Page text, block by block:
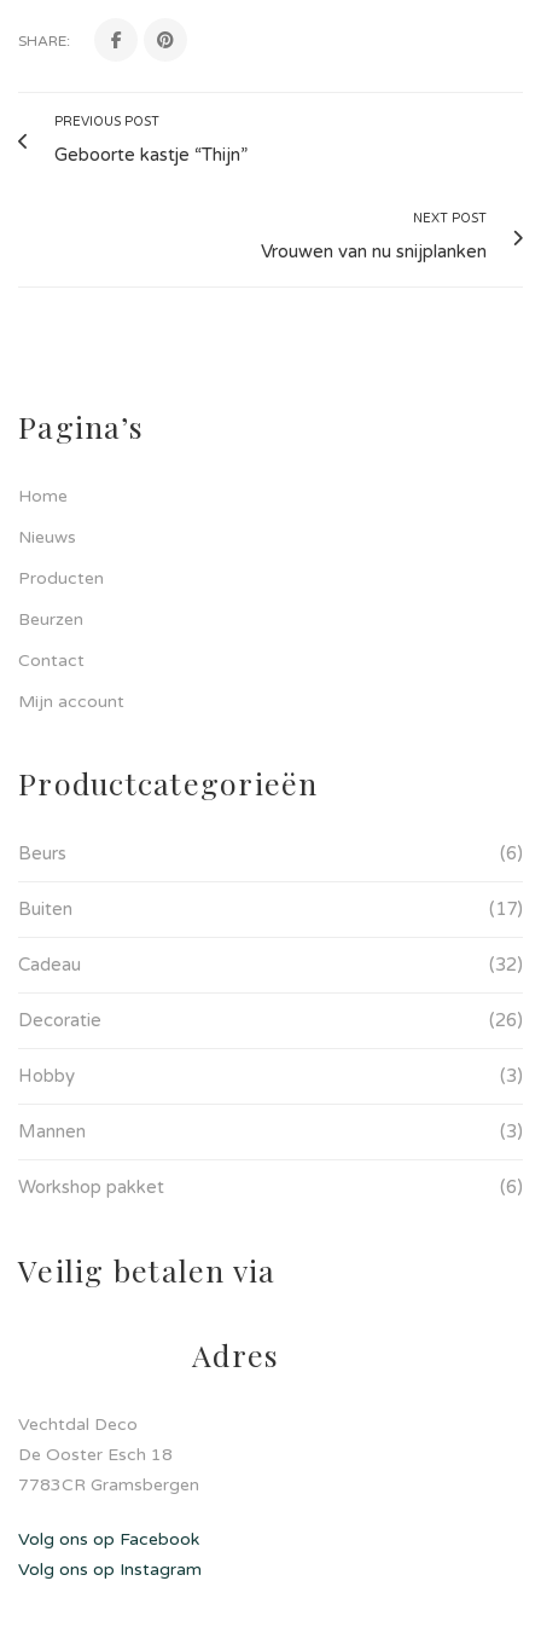
SHARE:
PREVIOUS POST
Geboorte kastje “Thijn”
NEXT POST
Vrouwen van nu snijplanken
Pagina’s
Home
Nieuws
Producten
Beurzen
Contact
Mijn account
Productcategorieën
Beurs (6)
Buiten (17)
Cadeau (32)
Decoratie (26)
Hobby (3)
Mannen (3)
Workshop pakket (6)
Veilig betalen via
Adres
Vechtdal Deco
De Ooster Esch 18
7783CR Gramsbergen
Volg ons op Facebook
Volg ons op Instagram